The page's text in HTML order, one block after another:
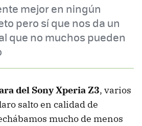
mejor en ningún
pero sí que nos da un
que no muchos pueden
del Sony Xperia Z3, varios
salto en calidad de
mucho de menos